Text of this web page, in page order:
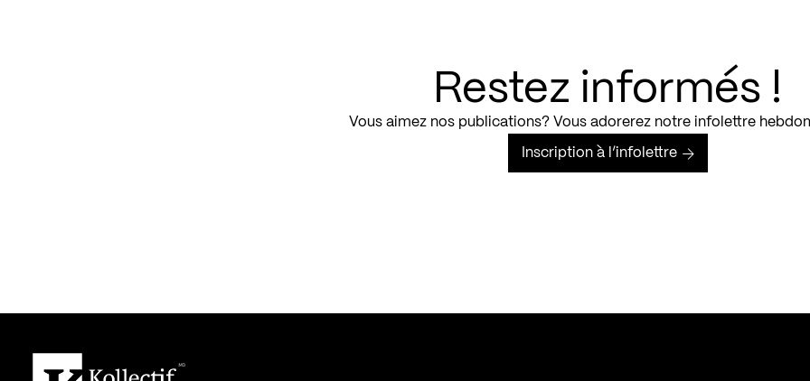
Restez informés !
Vous aimez nos publications? Vous adorerez notre infolettre
Inscription à l’infolettre